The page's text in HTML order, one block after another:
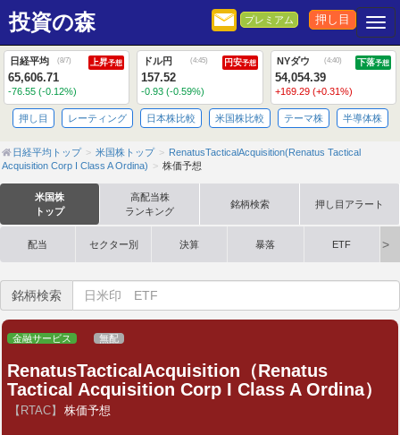
投資の森 プレミアム 押し目
日経平均 (8/7) 上昇予想
65,606.71
-76.55 (-0.12%)
ドル円 (4:45) 円安予想
157.52
-0.93 (-0.59%)
NYダウ (4:40) 下落予想
54,054.39
+169.29 (+0.31%)
押し目 レーティング 日本株比較 米国株比較 テーマ株 半導体株
日経平均トップ 米国株トップ
RenatusTacticalAcquisition(Renatus Tactical
Acquisition Corp I Class A Ordina)
株価予想
米国株
トップ
高配当株
ランキング
銘柄検索 押し目アラート
配当 セクター別 決算 暴落 ETF
銘柄検索
金融サービス 無配
RenatusTacticalAcquisition（Renatus
Tactical Acquisition Corp I Class A Ordina）
【RTAC】 株価予想